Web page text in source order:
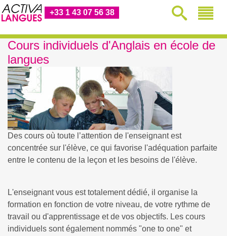
+33 1 43 07 56 38
Cours individuels d'Anglais en école de
langues
Des cours où toute l’attention de l'enseignant est
concentrée sur l'élève, ce qui favorise l'adéquation parfaite
entre le contenu de la leçon et les besoins de l'élève.
L'enseignant vous est totalement dédié, il organise la
formation en fonction de votre niveau, de votre rythme de
travail ou d'apprentissage et de vos objectifs. Les cours
individuels sont également nommés "one to one" et